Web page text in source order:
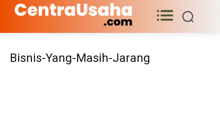
Bisnis-Yang-Masih-Jarang